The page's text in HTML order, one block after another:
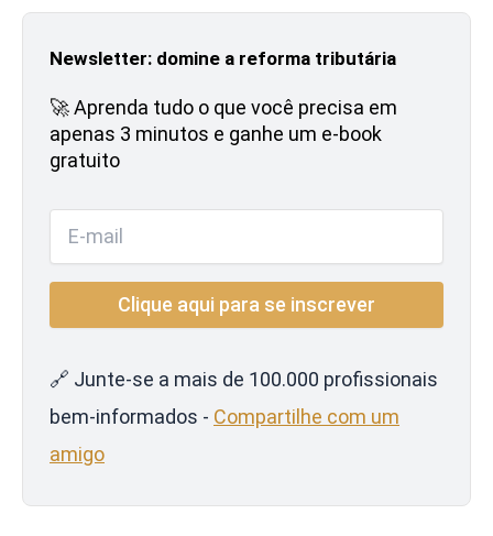
Newsletter: domine a reforma tributária
🚀 Aprenda tudo o que você precisa em
apenas 3 minutos e ganhe um e-book
gratuito
🔗 Junte-se a mais de 100.000 profissionais
bem-informados - Compartilhe com um
amigo